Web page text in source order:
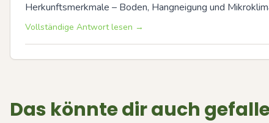
Herkunftsmerkmale – Boden, Hangneigung und
Vollständige Antwort lesen →
Das könnte dir auch